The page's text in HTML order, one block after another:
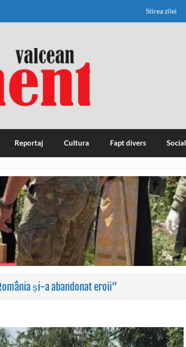
Stirea zilei
Reportaj Cultura Fapt divers Social
și-a abandonat eroii”